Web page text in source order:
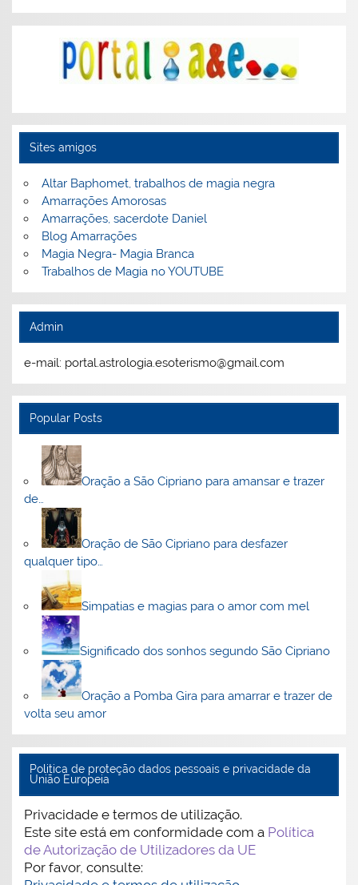
Sites amigos
Altar Baphomet, trabalhos de magia negra
Amarrações Amorosas
Amarrações, sacerdote Daniel
Blog Amarrações
Magia Negra- Magia Branca
Trabalhos de Magia no YOUTUBE
Admin
e-mail: portal.astrologia.esoterismo@gmail.com
Popular Posts
Oração a São Cipriano para amansar e trazer
de…
Oração de São Cipriano para desfazer
qualquer tipo…
Simpatias e magias para o amor com mel
Significado dos sonhos segundo São Cipriano
Oração a Pomba Gira para amarrar e trazer de
volta seu amor
Politica de proteção dados pessoais e privacidade da
União Europeia
Privacidade e termos de utilização.
Este site está em conformidade com a Política
de Autorização de Utilizadores da UE
Por favor, consulte: